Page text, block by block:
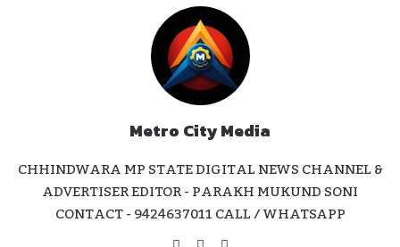
Metro City Media
CHHINDWARA MP STATE DIGITAL NEWS CHANNEL &
ADVERTISER EDITOR - PARAKH MUKUND SONI
CONTACT - 9424637011 CALL / WHATSAPP